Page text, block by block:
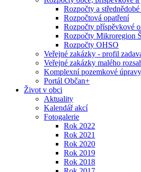
Rozpočty a
Rozpočtová opatření
Rozpočty příspěvkové
Rozpočty Mikroregion
Rozpočty OHSO
Veřejné zakázky - profil
Veřejné zakázky malého
Komplexní pozemkové
Portál Občan+
Život v obci
Aktuality
Kalendář akcí
Fotogalerie
Rok 2022
Rok 2021
Rok 2020
Rok 2019
Rok 2018